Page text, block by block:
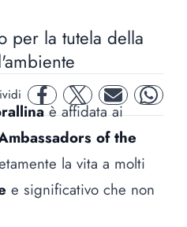
per la tutela della
facebooktwitter mail whatsapp
è affidata ai
of the
la vita a molti
e significativo che non